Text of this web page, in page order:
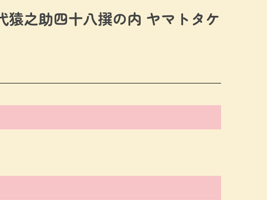
猿之助四十八撰の内 ヤマトタケ